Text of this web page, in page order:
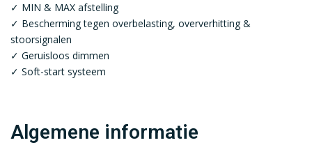
✓ MIN & MAX afstelling
✓ Bescherming tegen overbelasting, oververhitting &
stoorsignalen
✓ Geruisloos dimmen
✓ Soft-start systeem
Algemene informatie